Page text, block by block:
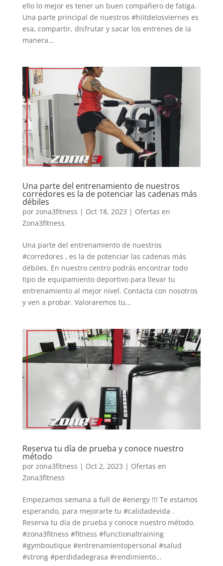
ello lo mejor es tener un buen compañero de fatiga.
Una parte principal de nuestros #hiitdelosviernes es
esa, compartir, disfrutar y sacar los entrenes de la
manera...
Una parte del entrenamiento de nuestros
corredores es la de potenciar las cadenas más
débiles
por zona3fitness | Oct 18, 2023 | Ofertas en
Zona3fitness
Una parte del entrenamiento de nuestros
#corredores , es la de potenciar las cadenas más
débiles. En nuestro centro podrás encontrar todo
tipo de equipamiento deportivo para llevar tu
entrenamiento al mejor nivel. Contacta con nosotros
y ven a probar. Valoraremos tu...
Reserva tu día de prueba y conoce nuestro
método
por zona3fitness | Oct 2, 2023 | Ofertas en
Zona3fitness
Empezamos semana a full de #energy !!! Te estamos
esperando, para mejorarte tu #calidadevida .
Reserva tu día de prueba y conoce nuestro método.
#zona3fitness #fitness #functionaltraining
#gymboutique #entrenamientopersonal #salud
#strong #perdidadegrasa #rendimiento...